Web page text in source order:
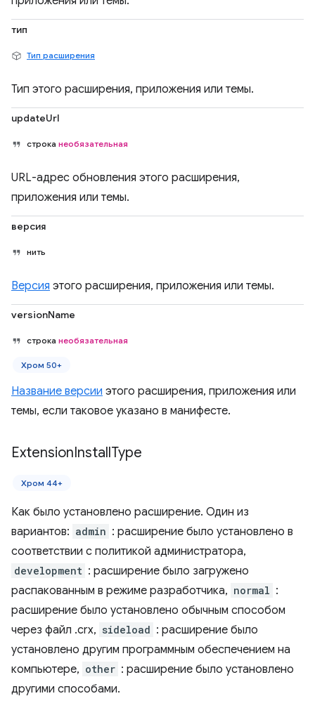
тип
Тип расширения
Тип этого расширения, приложения или темы.
updateUrl
строка необязательная
URL-адрес обновления этого расширения,
приложения или темы.
версия
нить
Версия этого расширения, приложения или темы.
versionName
строка необязательная
Хром 50+
Название версии этого расширения, приложения или
темы, если таковое указано в манифесте.
ExtensionInstallType
Хром 44+
Как было установлено расширение. Один из
вариантов: admin : расширение было установлено в
соответствии с политикой администратора,
development : расширение было загружено
распакованным в режиме разработчика, normal :
расширение было установлено обычным способом
через файл .crx, sideload : расширение было
установлено другим программным обеспечением на
компьютере, other : расширение было установлено
другими способами.